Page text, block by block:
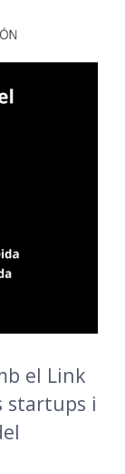
el Link
startups i